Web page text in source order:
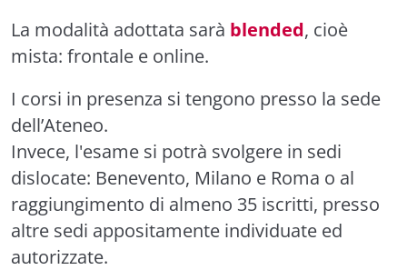
La modalità adottata sarà blended, cioè
mista: frontale e online.
I corsi in presenza si tengono presso la sede
dell’Ateneo.
Invece, l'esame si potrà svolgere in sedi
dislocate: Benevento, Milano e Roma o al
raggiungimento di almeno 35 iscritti, presso
altre sedi appositamente individuate ed
autorizzate.